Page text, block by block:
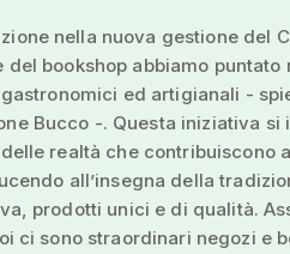
nella nuova gestione del
del bookshop abbiamo
ed artigianali -
Bucco -. Questa iniziativa
realtà che contribuiscono
all’insegna della
prodotti unici e di qualità.
ci sono straordinari negozi e